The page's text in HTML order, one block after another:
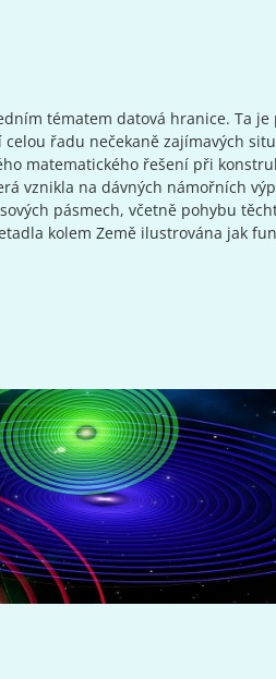
tématem datová hranice. Ta je
řadu nečekaně zajímavých
matematického řešení při
vznikla na dávných námořních
pásmech, včetně pohybu
kolem Země ilustrována jak